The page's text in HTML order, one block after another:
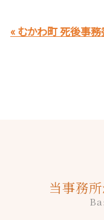
« むかわ町 死後事
当事務